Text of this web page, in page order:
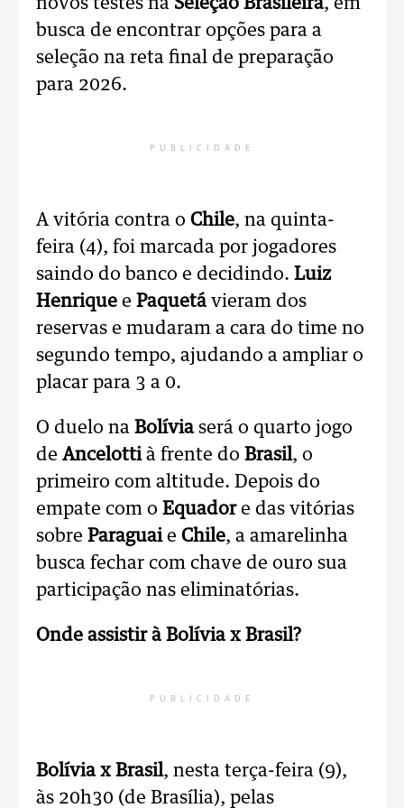
novos testes na Seleção Brasileira, em
busca de encontrar opções para a
seleção na reta final de preparação
para 2026.
PUBLICIDADE
A vitória contra o Chile, na quinta-
feira (4), foi marcada por jogadores
saindo do banco e decidindo. Luiz
Henrique e Paquetá vieram dos
reservas e mudaram a cara do time no
segundo tempo, ajudando a ampliar o
placar para 3 a 0.
O duelo na Bolíviaserá o quarto jogo
de Ancelottià frente do Brasil, o
primeiro com altitude. Depois do
empate com o Equadore das vitórias
sobre Paraguai e Chile, a amarelinha
busca fechar com chave de ouro sua
participação nas eliminatórias.
Onde assistir à Bolívia x Brasil?
PUBLICIDADE
Bolívia x Brasil, nesta terça-feira (9),
às 20h30 (de Brasília), pelas